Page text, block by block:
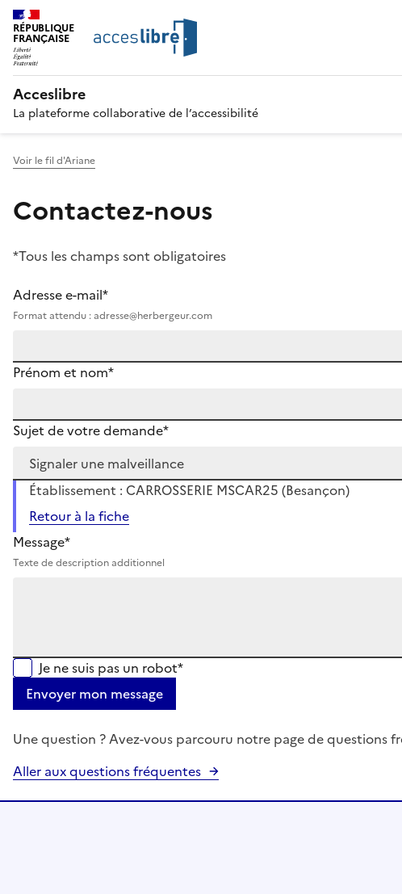
RÉPUBLIQUE
FRANÇAISE
Acceslibre
La plateforme collaborative de l’accessibilité
Voir le fil d'Ariane
Contactez-nous
*Tous les champs sont obligatoires
Adresse e-mail*
Format attendu : adresse@herbergeur.com
Prénom et nom*
Sujet de votre demande*
Établissement : CARROSSERIE MSCAR25 (Besançon)
Retour à la fiche
Message*
Texte de description additionnel
Je ne suis pas un robot*
Envoyer mon message
Une question ? Avez-vous parcouru notre page de questions
Aller aux questions fréquentes